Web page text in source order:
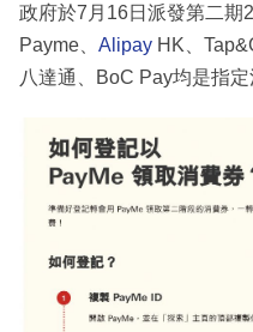
政府於7月16日派發第二期
Payme、 Alipay HK、
八達通、BoC Pay均是指定